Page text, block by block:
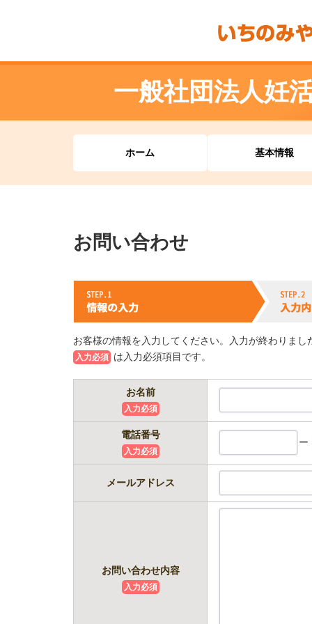
一般社団法人妊
ホーム 基本情報
お問い合わせ
お客様の情報を入力してください。入力が終わりま
入力必須 は入力必須項目です。
お名前
入力必須
電話番号
入力必須
ー
メールアドレス
お問い合わせ内容
入力必須